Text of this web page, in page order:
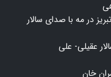
در مه با صدای سالار
عقیلی- علی